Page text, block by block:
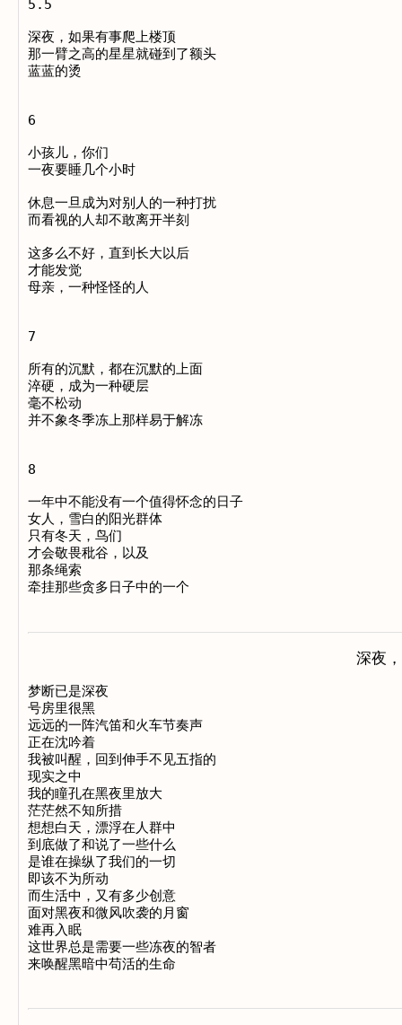
5.5
深夜，如果有事爬上楼顶
那一臂之高的星星就碰到了额头
蓝蓝的烫
6
小孩儿，你们
一夜要睡几个小时
休息一旦成为对别人的一种打扰
而看视的人却不敢离开半刻
这多么不好，直到长大以后
才能发觉
母亲，一种怪怪的人
7
所有的沉默，都在沉默的上面
淬硬，成为一种硬层
毫不松动
并不象冬季冻上那样易于解冻
8
一年中不能没有一个值得怀念的日子
女人，雪白的阳光群体
只有冬天，鸟们
才会敬畏秕谷，以及
那条绳索
深夜
梦断已是深夜
号房里很黑
远远的一阵汽笛和火车节奏声
正在沈吟着
我被叫醒，回到伸手不见五指的
现实之中
我的瞳孔在黑夜里放大
茫茫然不知所措
想想白天，漂浮在人群中
到底做了和说了一些什么
是谁在操纵了我们的一切
即该不为所动
而生活中，又有多少创意
面对黑夜和微风吹袭的月窗
难再入眠
这世界总是需要一些冻夜的智者